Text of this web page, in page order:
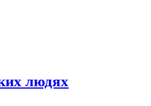
людях